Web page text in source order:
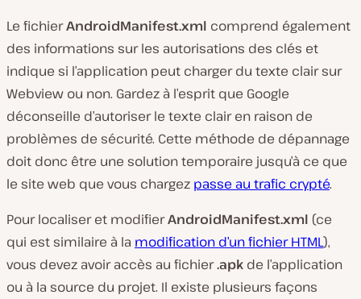
Le fichierAndroidManifest.xml comprend également
des informations sur les autorisations des clés et
indique si l’application peut charger du texte clair sur
Webview ou non. Gardez à l’esprit que Google
déconseille d’autoriser le texte clair en raison de
problèmes de sécurité. Cette méthode de dépannage
doit donc être une solution temporaire jusqu’à ce que
le site web que vous chargez passe au trafic crypté.
Pour localiser et modifierAndroidManifest.xml (ce
qui est similaire à la modification d’un fichier HTML),
vous devez avoir accès au fichier.apk de l’application
ou à la source du projet. Il existe plusieurs façons